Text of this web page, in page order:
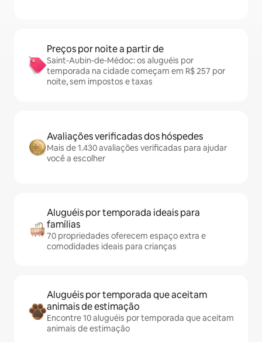
Preços por noite a partir de
Saint-Aubin-de-Médoc: os aluguéis por
temporada na cidade começam em R$ 257 por
noite, sem impostos e taxas
Avaliações verificadas dos hóspedes
Mais de 1.430 avaliações verificadas para ajudar
você a escolher
Aluguéis por temporada ideais para
famílias
70 propriedades oferecem espaço extra e
comodidades ideais para crianças
Aluguéis por temporada que aceitam
animais de estimação
Encontre 10 aluguéis por temporada que aceitam
animais de estimação